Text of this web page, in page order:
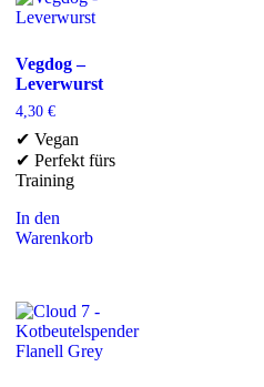
Vegdog –
Leverwurst
4,30 €
✔ Vegan
✔ Perfekt fürs
Training
In den
Warenkorb